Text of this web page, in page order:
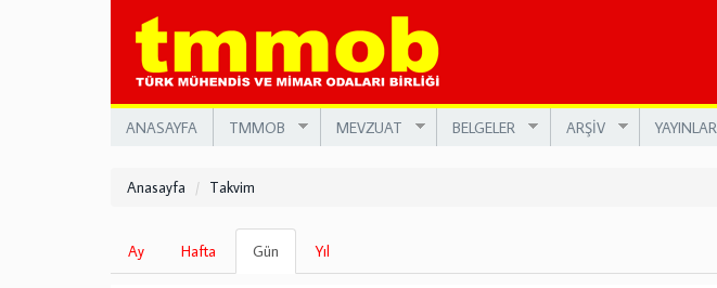
ANASAYFA TMMOB MEVZUAT BELGELER ARŞİV YAYINLAR
Anasayfa Takvim
Birincil
Ay Hafta Gün
sekme)
Yıl